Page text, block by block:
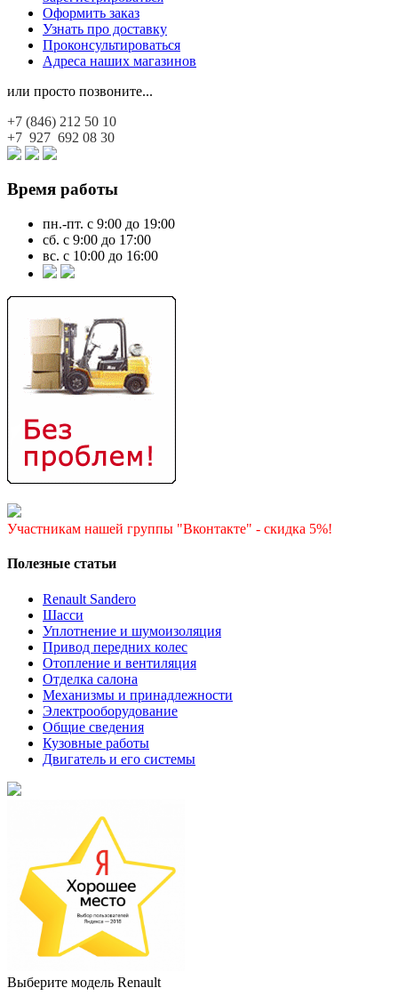
Оформить заказ
Узнать про доставку
Проконсультироваться
Адреса наших магазинов
или просто позвоните...
+7 (846) 212 50 10
+7 927 692 08 30
Время работы
пн.-пт. с 9:00 до 19:00
сб. с 9:00 до 17:00
вс. с 10:00 до 16:00
Участникам нашей группы "Вконтакте" - скидка 5%!
Полезные статьи
Renault Sandero
Шасси
Уплотнение и шумоизоляция
Привод передних колес
Отопление и вентиляция
Отделка салона
Механизмы и принадлежности
Электрооборудование
Общие сведения
Кузовные работы
Двигатель и его системы
Выберите модель Renault